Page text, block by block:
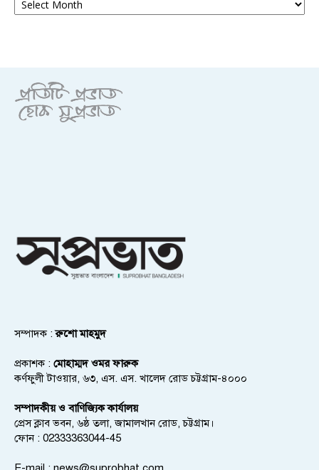
সম্পাদক :রুশো মাহমুদ
প্রকাশক : মোহাম্মদ ওমর ফারুক
কর্ণফুলী টাওয়ার, ৬৩, এস. এস. খালেদ রোড চট্টগ্রাম-৪০০০
সম্পাদকীয় ও বাণিজ্যিক কার্যালয়
প্রেস ক্লাব ভবন, ৬ষ্ঠ তলা, জামালখান রোড, চট্টগ্রাম।
ফোন : 02333363044-45